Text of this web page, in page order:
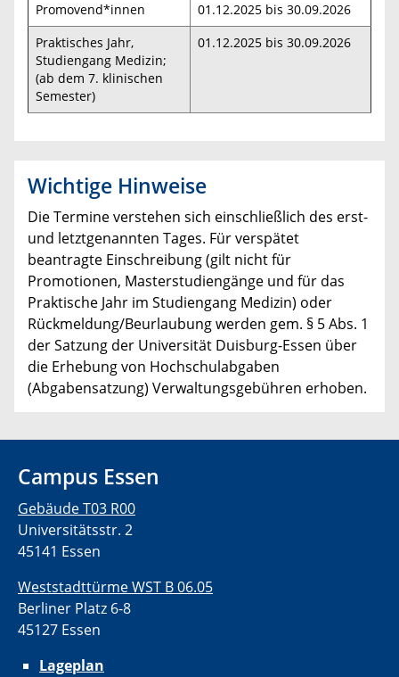
Promovend*innen
01.12.2025 bis 30.09.2026
Praktisches Jahr,
Studiengang Medizin;
(ab dem 7. klinischen
Semester)
01.12.2025 bis 30.09.2026
Wichtige Hinweise
Die Termine verstehen sich einschließlich des erst-
und letztgenannten Tages. Für verspätet
beantragte Einschreibung (gilt nicht für
Promotionen, Masterstudiengänge und für das
Praktische Jahr im Studiengang Medizin) oder
Rückmeldung/Beurlaubung werden gem. § 5 Abs. 1
der Satzung der Universität Duisburg-Essen über
die Erhebung von Hochschulabgaben
(Abgabensatzung) Verwaltungsgebühren erhoben.
Campus Essen
Gebäude T03 R00
Universitätsstr. 2
45141 Essen
Weststadttürme WST B 06.05
Berliner Platz 6-8
45127 Essen
Lageplan